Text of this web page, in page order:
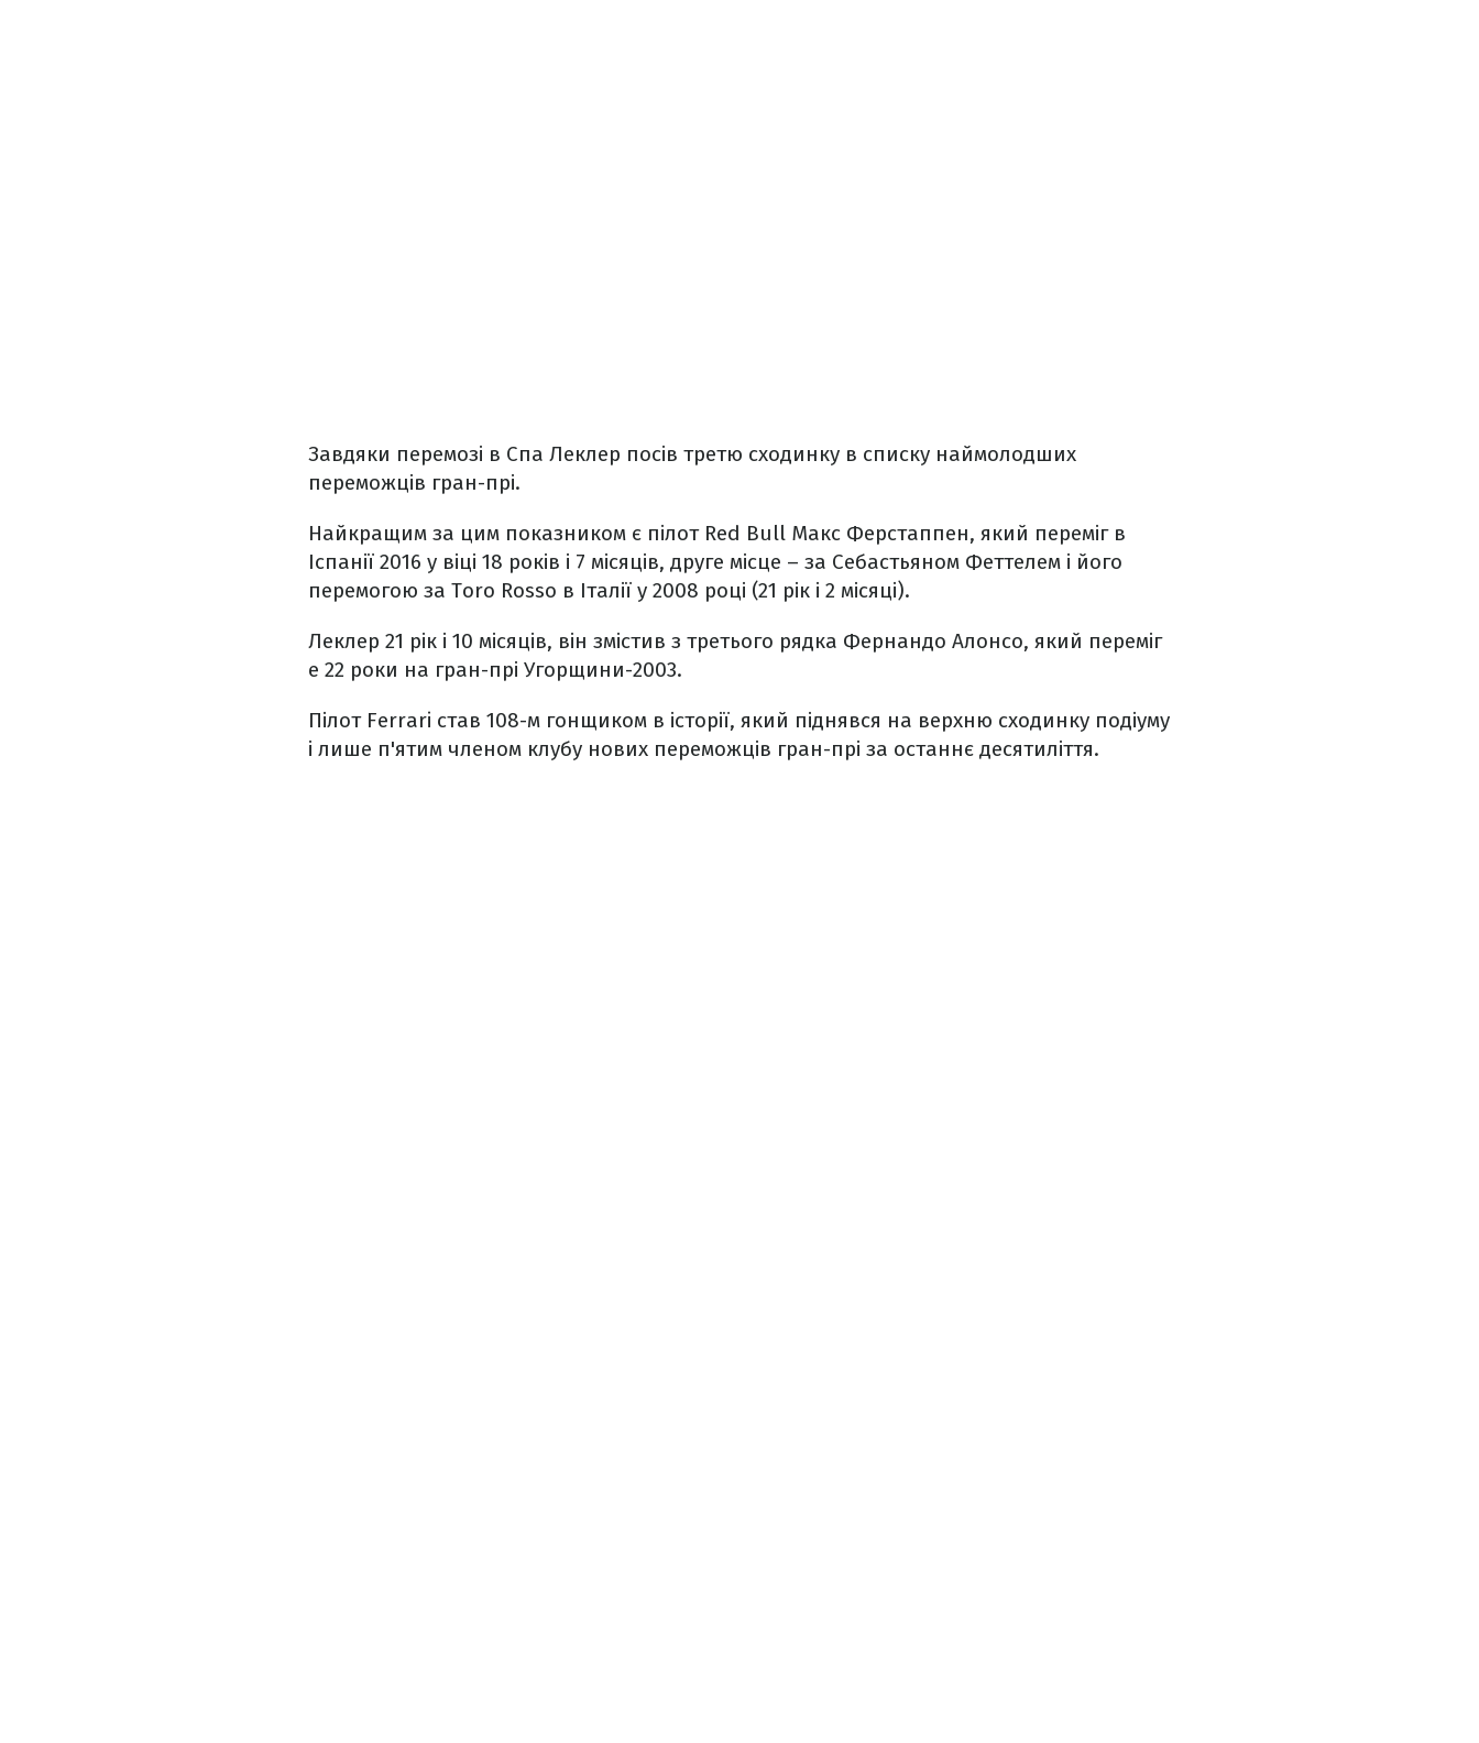
Завдяки перемозі в Спа Леклер посів третю сходинку в списку наймолодших
переможців гран-прі.
Найкращим за цим показником є ​​пілот Red Bull Макс Ферстаппен, який переміг в
Іспанії 2016 у віці 18 років і 7 місяців, друге місце – за Себастьяном Феттелем і його
перемогою за Toro Rosso в Італії у 2008 році (21 рік і 2 місяці).
Леклер 21 рік і 10 місяців, він змістив з третього рядка Фернандо Алонсо, який переміг
e 22 роки на гран-прі Угорщини-2003.
Пілот Ferrari став 108-м гонщиком в історії, який піднявся на верхню сходинку подіуму
і лише п'ятим членом клубу нових переможців гран-прі за останнє десятиліття.